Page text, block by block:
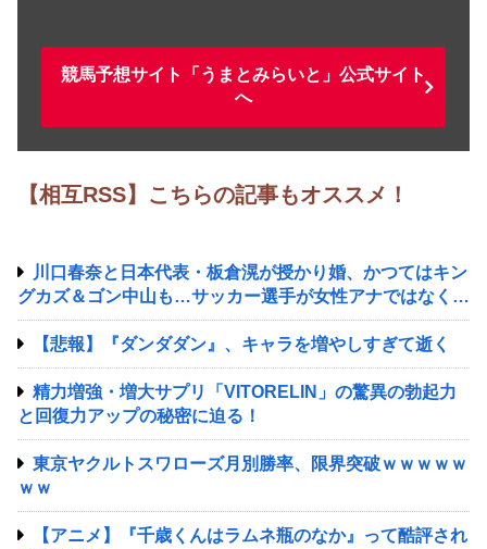
競馬予想サイト「うまとみらいと」公式サイト
へ
【相互RSS】こちらの記事もオススメ！
川口春奈と日本代表・板倉滉が授かり婚、かつてはキン
グカズ＆ゴン中山も…サッカー選手が女性アナではなく女
優と出会う接点
【悲報】『ダンダダン』、キャラを増やしすぎて逝く
精力増強・増大サプリ「VITORELIN」の驚異の勃起力
と回復力アップの秘密に迫る！
東京ヤクルトスワローズ月別勝率、限界突破ｗｗｗｗｗ
ｗｗ
【アニメ】『千歳くんはラムネ瓶のなか』って酷評され